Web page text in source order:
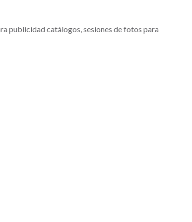
publicidad catálogos, sesiones de fotos para